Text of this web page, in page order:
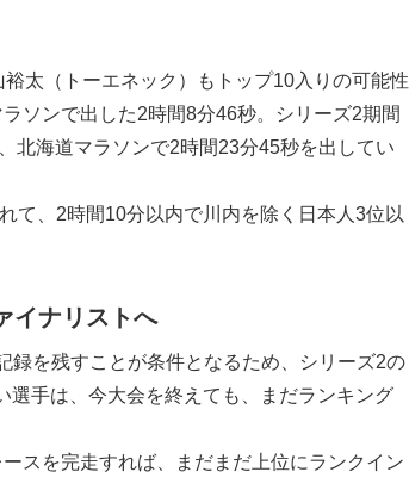
太（トーエネック）もトップ10入りの可能性
ソンで出した2時間8分46秒。シリーズ2期間
北海道マラソンで2時間23分45秒を出してい
て、2時間10分以内で川内を除く日本人3位以
イナリストへ
録を残すことが条件となるため、シリーズ2の
選手は、今大会を終えても、まだランキング
スを完走すれば、まだまだ上位にランクイン